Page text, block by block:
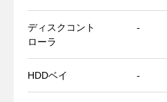
ディスクコント
ローラ
-
HDDベイ -